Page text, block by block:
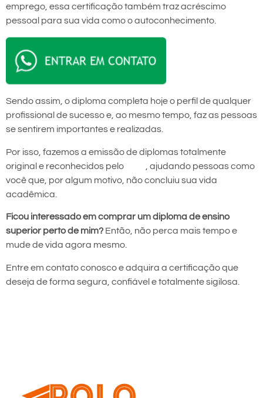
emprego, essa certificação também traz acréscimo
pessoal para sua vida como o autoconhecimento.
Sendo assim, o diploma completa hoje o perfil de qualquer
profissional de sucesso e, ao mesmo tempo, faz as pessoas
se sentirem importantes e realizadas.
Por isso, fazemos a emissão de diplomas totalmente
original e reconhecidos pelo
, ajudando pessoas como
você que, por algum motivo, não concluiu sua vida
acadêmica.
Ficou interessado em comprar um diploma de ensino
superior perto de mim? Então, não perca mais tempo e
mude de vida agora mesmo.
Entre em contato conosco e adquira a certificação que
deseja de forma segura, confiável e totalmente sigilosa.